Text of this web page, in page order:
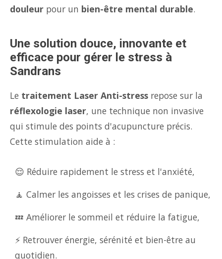
douleur pour un bien-être mental durable.
Une solution douce, innovante et
efficace pour gérer le stress à
Sandrans
Le traitement Laser Anti-stress repose sur la
réflexologie laser, une technique non invasive
qui stimule des points d'acupuncture précis.
Cette stimulation aide à :
😌 Réduire rapidement le stress et l'anxiété,
🧘 Calmer les angoisses et les crises de panique,
💤 Améliorer le sommeil et réduire la fatigue,
⚡ Retrouver énergie, sérénité et bien-être au
quotidien.